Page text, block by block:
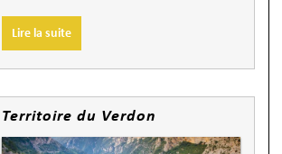
Lire la suite
Territoire du Verdon